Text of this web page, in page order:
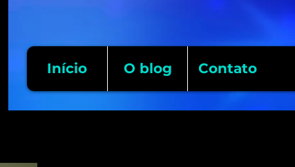
Início O blog Contato